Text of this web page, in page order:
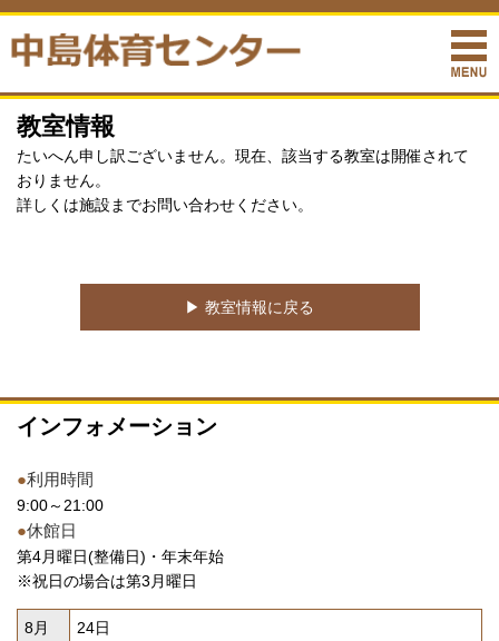
教室情報
たいへん申し訳ございません。現在、該当する教室は開催されて
おりません。
詳しくは施設までお問い合わせください。
▶︎ 教室情報に戻る
インフォメーション
●利用時間
9:00～21:00
●休館日
第4月曜日(整備日)・年末年始
※祝日の場合は第3月曜日
8月 24日